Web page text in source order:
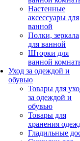
Настенные
аксессуары для
ванной
Полки, зеркала
для ванной
Шторки для
ванной
Уход за одеждой и
обувью
Товары для
за одеждой и
обувью
Товары для
хранения
Гладильные